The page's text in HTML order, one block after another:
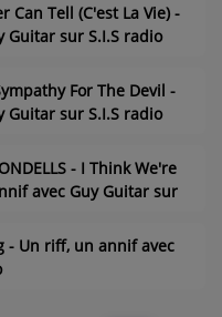
Can Tell (C'est La Vie) -
Guitar sur S.I.S radio
For The Devil -
Guitar sur S.I.S radio
- I Think We're
avec Guy Guitar sur
- Un riff, un annif avec